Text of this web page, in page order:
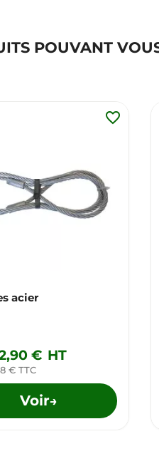
POUVANT
acier
€ HT
€ TTC
Voir→
favorite_border